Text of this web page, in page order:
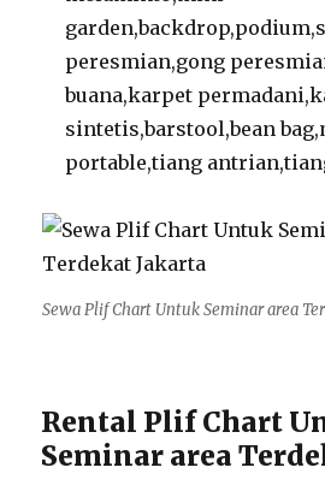
peresmian,gong
buana,karpet
sintetis,barstool,bean
portable,tiang
Sewa Plif Chart Untuk Seminar area
Rental Plif Chart
Seminar area